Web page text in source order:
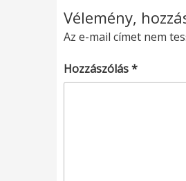
Vélemény,
Az e-mail címet nem
Hozzászólás*